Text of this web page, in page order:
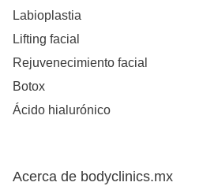
Labioplastia
Lifting facial
Rejuvenecimiento facial
Botox
Ácido hialurónico
Acerca de bodyclinics.mx